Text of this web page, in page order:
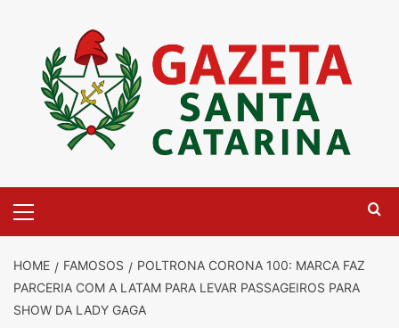
content
Menu
HOME FAMOSOS
POLTRONA CORONA 100: MARCA FAZ
PARCERIA COM A LATAM PARA LEVAR PASSAGEIROS PARA
SHOW DA LADY GAGA